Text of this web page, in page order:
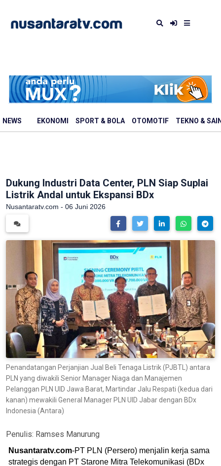
NEWS EKONOMI SPORT & BOLA OTOMOTIF TEKNO &
Dukung Industri Data Center, PLN Siap Suplai
Listrik Andal untuk Ekspansi BDx
Nusantaratv.com - 06 Juni 2026
Penandatangan Perjanjian Jual Beli Tenaga Listrik (PJBTL) antara
PLN yang diwakili Senior Manager Niaga dan Manajemen
Pelanggan PLN UID Jawa Barat, Martindar Jalu Respati (kedua dari
kanan) mewakili General Manager PLN UID Jabar dengan BDx
Indonesia (Antara)
Penulis: Ramses Manurung
Nusantaratv.com-PT PLN (Persero) menjalin kerja sama
strategis dengan PT Starone Mitra Telekomunikasi (BDx